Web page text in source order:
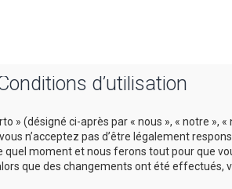
d’utilisation
» (désigné ci-après par « nous », « notre
n’acceptez pas d’être légalement
quel moment et nous ferons tout pour que
que des changements ont été